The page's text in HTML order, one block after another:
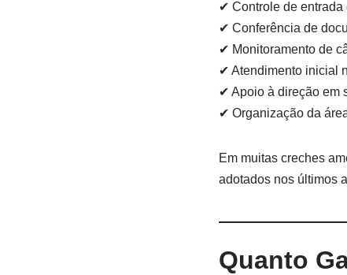
✔ Controle de
✔ Conferência de
✔ Monitoramento de
✔ Atendimento inicial
✔ Apoio à direção em
✔ Organização da
Em muitas creches
adotados nos últimos
Quanto